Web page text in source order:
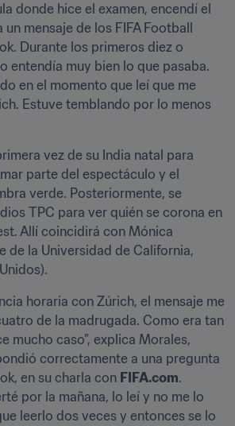
donde hice el examen, encendí el
mensaje de los FIFA Football
Durante los primeros diez o
entendía muy bien lo que pasaba.
en el momento que leí que me
Estuve temblando por lo menos
vez de su India natal para
parte del espectáculo y el
verde. Posteriormente, se
TPC para ver quién se corona en
Allí coincidirá con Mónica
de la Universidad de California,
horaria con Zúrich, el mensaje me
de la madrugada. Como era tan
mucho caso”, explica Morales,
correctamente a una pregunta
en su charla con FIFA.com.
por la mañana, lo leí y no me lo
leerlo dos veces y entonces se lo